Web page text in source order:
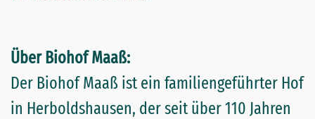
Über Biohof Maaß:
Der Biohof Maaß ist ein familiengeführter Hof
in Herboldshausen, der seit über 110 Jahren